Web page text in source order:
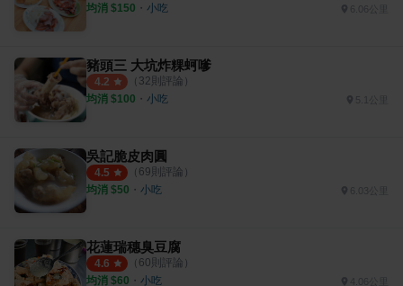
均消 $150 ・ 小吃
豬頭三 大坑炸粿蚵嗲
4.2 （ 32則評論）
均消 $100 ・ 小吃 5.1公里
吳記脆皮肉圓
4.5 （ 69則評論）
均消 $50 ・ 小吃
花蓮瑞穗臭豆腐
4.6 （ 60則評論）
均消 $60 ・ 小吃 4.06公里